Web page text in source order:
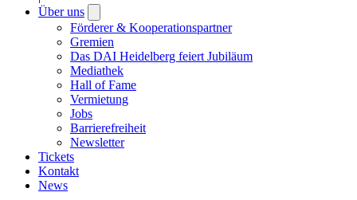
Über uns
submenu
Förderer & Kooperationspartner
Gremien
Das DAI Heidelberg feiert Jubiläum
Mediathek
Hall of Fame
Vermietung
Jobs
Barrierefreiheit
Newsletter
Tickets
Kontakt
News